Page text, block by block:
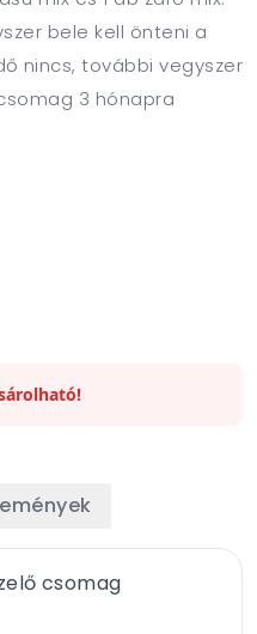
bele kell önteni a
nincs, további vegyszer
3 hónapra
csomag